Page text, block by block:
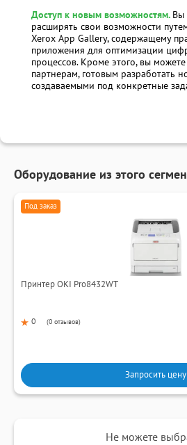
Доступ к новым возможностям. Вы
расширять свои возможности
Xerox App Gallery, содержащему
приложения для оптимизации
процессов. Кроме этого, вы
партнерам, готовым разработать
создаваемыми под конкретные
Оборудование из этого
Под заказ
Принтер OKI Pro8432WT
0 (0 отзывов)
Запросить цену
Не можете